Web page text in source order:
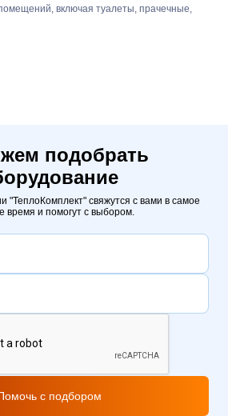
включая туалеты, прачечные,
подобрать
"ТеплоКомплект" свяжутся с вами в самое
время и помогут с выбором.
с подбором